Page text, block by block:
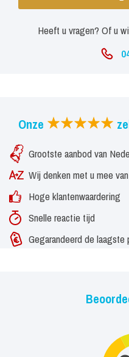
Heeft u vragen? Of u
Onze
Grootste aanbod van
Wij denken met u mee
Hoge klantenwaardering
Snelle reactie tijd
Gegarandeerd de laagste